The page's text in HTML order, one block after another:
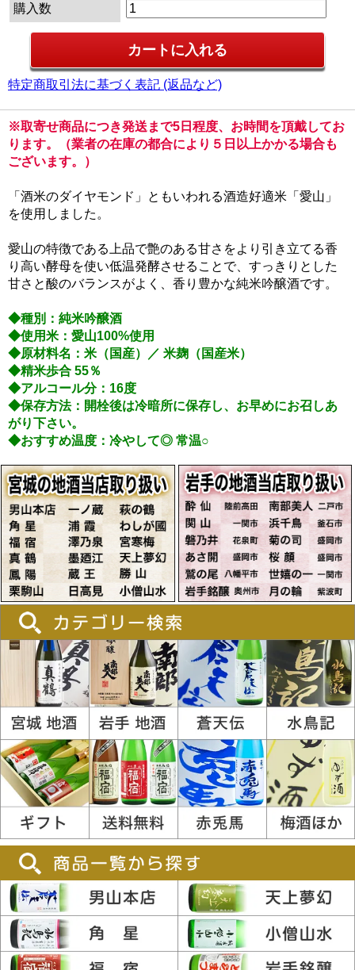
購入数
特定商取引法に基づく表記 (返品など)
※取寄せ商品につき発送まで5日程度、お時間を頂戴してお
ります。（業者の在庫の都合により５日以上かかる場合も
ございます。）
「酒米のダイヤモンド」ともいわれる酒造好適米「愛山」
を使用しました。
愛山の特徴である上品で艶のある甘さをより引き立てる香
り高い酵母を使い低温発酵させることで、すっきりとした
甘さと酸のバランスがよく、香り豊かな純米吟醸酒です。
◆種別：純米吟醸酒
◆使用米：愛山100%使用
◆原材料名：米（国産）／ 米麹（国産米）
◆精米歩合 55％
◆アルコール分：16度
◆保存方法：開栓後は冷暗所に保存し、お早めにお召しあ
がり下さい。
◆おすすめ温度：冷やして◎ 常温○